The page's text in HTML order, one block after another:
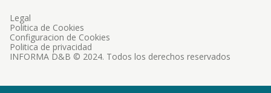
INFORMA D&B © 2024. Todos los derechos reservados
Legal
Politica de Cookies
Configuracion de Cookies
Politica de privacidad